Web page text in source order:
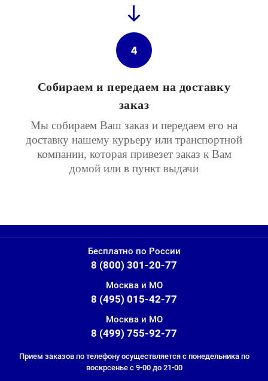
4
Собираем и передаем на доставку
заказ
Мы собираем Ваш заказ и передаем его на
доставку нашему курьеру или транспортной
компании, которая привезет заказ к Вам
домой или в пункт выдачи
Бесплатно по России
8 (800) 301-20-77
Москва и МО
8 (495) 015-42-77
Москва и МО
8 (499) 755-92-77
Прием заказов по телефону осуществляется с понедельника по
воскрсенье с 9-00 до 21-00